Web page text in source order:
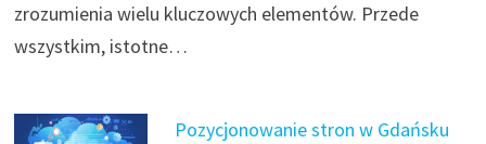
zrozumienia wielu kluczowych elementów. Przede
wszystkim, istotne…
Pozycjonowanie stron w Gdańsku